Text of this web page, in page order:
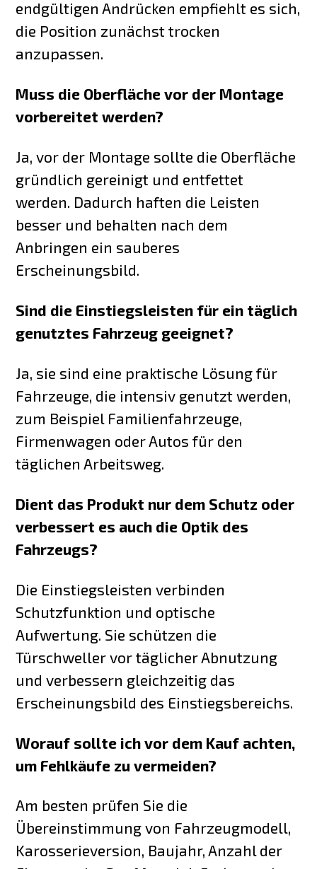
endgültigen Andrücken empfiehlt es sich,
die Position zunächst trocken
anzupassen.
Muss die Oberfläche vor der Montage
vorbereitet werden?
Ja, vor der Montage sollte die Oberfläche
gründlich gereinigt und entfettet
werden. Dadurch haften die Leisten
besser und behalten nach dem
Anbringen ein sauberes
Erscheinungsbild.
Sind die Einstiegsleisten für ein täglich
genutztes Fahrzeug geeignet?
Ja, sie sind eine praktische Lösung für
Fahrzeuge, die intensiv genutzt werden,
zum Beispiel Familienfahrzeuge,
Firmenwagen oder Autos für den
täglichen Arbeitsweg.
Dient das Produkt nur dem Schutz oder
verbessert es auch die Optik des
Fahrzeugs?
Die Einstiegsleisten verbinden
Schutzfunktion und optische
Aufwertung. Sie schützen die
Türschweller vor täglicher Abnutzung
und verbessern gleichzeitig das
Erscheinungsbild des Einstiegsbereichs.
Worauf sollte ich vor dem Kauf achten,
um Fehlkäufe zu vermeiden?
Am besten prüfen Sie die
Übereinstimmung von Fahrzeugmodell,
Karosserieversion, Baujahr, Anzahl der